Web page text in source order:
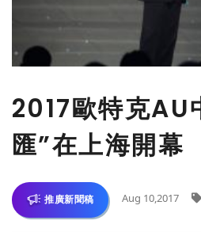
2017歐特克AU
匯”在上海開幕
推廣新聞稿 Aug 10,2017